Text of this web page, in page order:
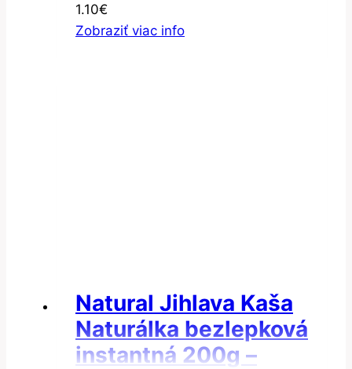
1.10€
Zobraziť viac info
Natural Jihlava Kaša
Naturálka bezlepková
instantná 200g –